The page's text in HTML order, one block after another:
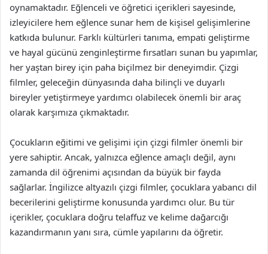
oynamaktadır. Eğlenceli ve öğretici içerikleri sayesinde,
izleyicilere hem eğlence sunar hem de kişisel gelişimlerine
katkıda bulunur. Farklı kültürleri tanıma, empati geliştirme
ve hayal gücünü zenginleştirme fırsatları sunan bu yapımlar,
her yaştan birey için paha biçilmez bir deneyimdir. Çizgi
filmler, geleceğin dünyasında daha bilinçli ve duyarlı
bireyler yetiştirmeye yardımcı olabilecek önemli bir araç
olarak karşımıza çıkmaktadır.
Çocukların eğitimi ve gelişimi için çizgi filmler önemli bir
yere sahiptir. Ancak, yalnızca eğlence amaçlı değil, aynı
zamanda dil öğrenimi açısından da büyük bir fayda
sağlarlar. İngilizce altyazılı çizgi filmler, çocuklara yabancı dil
becerilerini geliştirme konusunda yardımcı olur. Bu tür
içerikler, çocuklara doğru telaffuz ve kelime dağarcığı
kazandırmanın yanı sıra, cümle yapılarını da öğretir.